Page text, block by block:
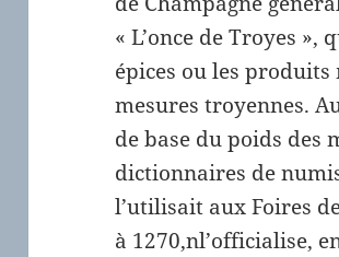
« L’once de Troyes
épices ou les
mesures troyennes.
de base du poids des
dictionnaires de
l’utilisait aux Foires
à 1270,nl’officialise,